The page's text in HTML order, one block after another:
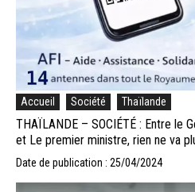
Accueil Société Thaïlande
THAÏLANDE – SOCIÉTÉ : Entre le
et Le premier ministre, rien ne va
Date de publication : 25/04/2024